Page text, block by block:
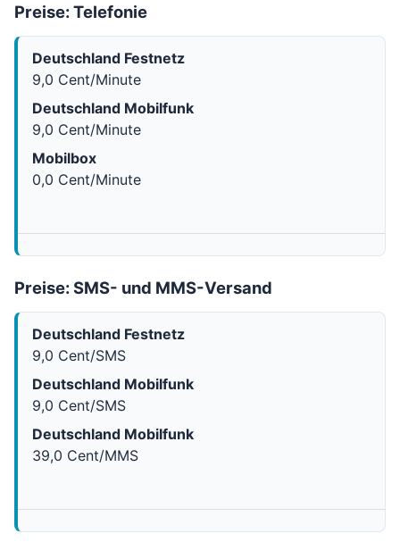
Preise: Telefonie
Deutschland Festnetz
9,0 Cent/Minute
Deutschland Mobilfunk
9,0 Cent/Minute
Mobilbox
0,0 Cent/Minute
Preise: SMS- und MMS-Versand
Deutschland Festnetz
9,0 Cent/SMS
Deutschland Mobilfunk
9,0 Cent/SMS
Deutschland Mobilfunk
39,0 Cent/MMS